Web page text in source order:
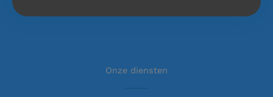
Onze diensten